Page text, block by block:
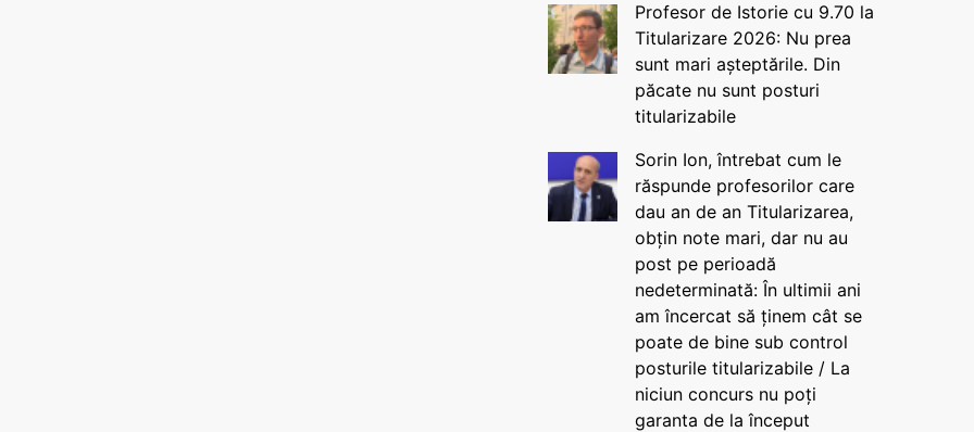
Profesor de Istorie cu 9.70 la
Titularizare 2026: Nu prea
sunt mari așteptările. Din
păcate nu sunt posturi
titularizabile
Sorin Ion, întrebat cum le
răspunde profesorilor care
dau an de an Titularizarea,
obțin note mari, dar nu au
post pe perioadă
nedeterminată: În ultimii ani
am încercat să ținem cât se
poate de bine sub control
posturile titularizabile / La
niciun concurs nu poți
garanta de la început